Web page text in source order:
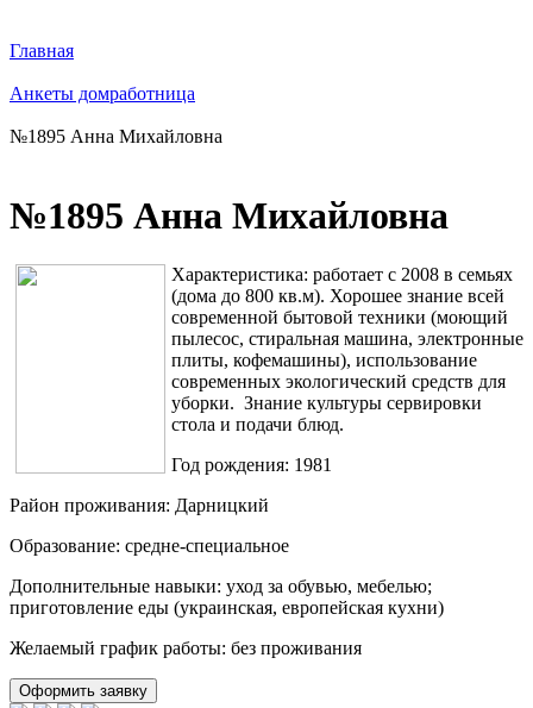
Главная
Анкеты домработница
№1895 Анна Михайловна
№1895 Анна Михайловна
Характеристика: работает с 2008 в семьях
(дома до 800 кв.м). Хорошее знание всей
современной бытовой техники (моющий
пылесос, стиральная машина, электронные
плиты, кофемашины), использование
современных экологический средств для
уборки. Знание культуры сервировки
стола и подачи блюд.
Год рождения: 1981
Район проживания: Дарницкий
Образование: средне-специальное
Дополнительные навыки: уход за обувью, мебелью;
приготовление еды (украинская, европейская кухни)
Желаемый график работы: без проживания
Оформить заявку